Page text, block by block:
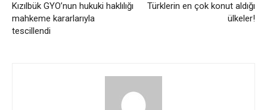
Kızılbük GYO’nun hukuki haklılığı
mahkeme kararlarıyla
tescillendi
Türklerin en çok konut aldığı
ülkeler!